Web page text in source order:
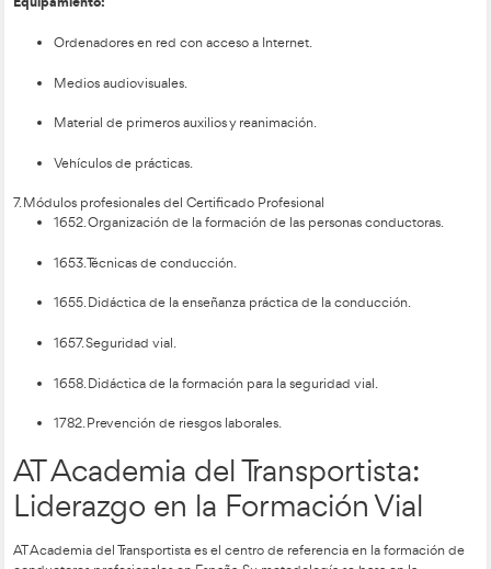
UC1872_3: Impartir y evaluar la formación requerida
conducción de vehículos.
*Para completar la acreditación del Estándar UC1872_3,
módulo profesional 1655, Didáctica de la enseñanza
por carretera.
UC1873_3: Programar, impartir y evaluar actividades
*Para completar la acreditación del Estándar UC1873_3,
Auxilios.
Este certificado permite ejercer como:
Profesor/a de formación vial.
Formador/a en centros especializados en movilidad
sostenible.